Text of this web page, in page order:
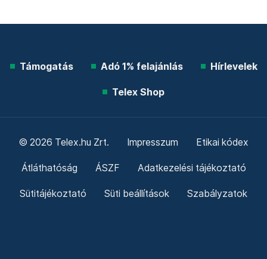
Támogatás Adó 1% felajánlás Hírlevelek
Telex Shop
© 2026 Telex.hu Zrt. Impresszum Etikai kódex
Átláthatóság ÁSZF Adatkezelési tájékoztató
Sütitájékoztató Süti beállítások Szabályzatok